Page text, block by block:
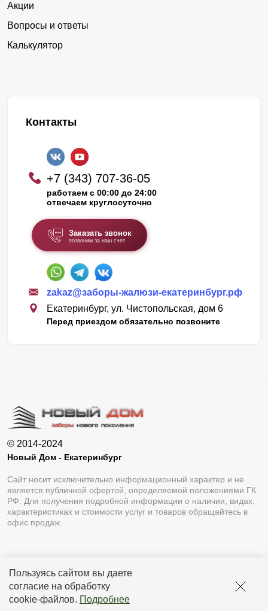
Пользуясь сайтом вы даете
согласие на обработку
cookie-файлов. Подробнее
Акции
Вопросы и ответы
Калькулятор
Контакты
+7 (343) 707-36-05
работаем с 00:00 до 24:00
отвечаем круглосуточно
Заказать звонок
позвоним за наш счет
zakaz@заборы-жалюзи-екатеринбург.рф
Екатеринбург, ул. Чистопольская, дом 6
Перед приездом обязательно позвоните
© 2014-2024
Новый Дом - Екатеринбург
Сайт носит исключительно информационный характер и не
является публичной офертой, определяемой положениями ГК
РФ. Для получения подробной информации о наличии, видах,
характеристиках и стоимости услуг и товаров обращайтесь в
офис продаж.
Разработка сайтаLukevium
Политика конфиденциальности